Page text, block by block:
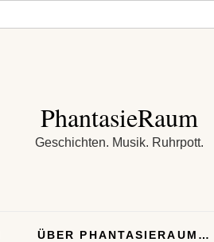
PhantasieRaum
Geschichten. Musik. Ruhrpott.
ÜBER PHANTASIERAUM…